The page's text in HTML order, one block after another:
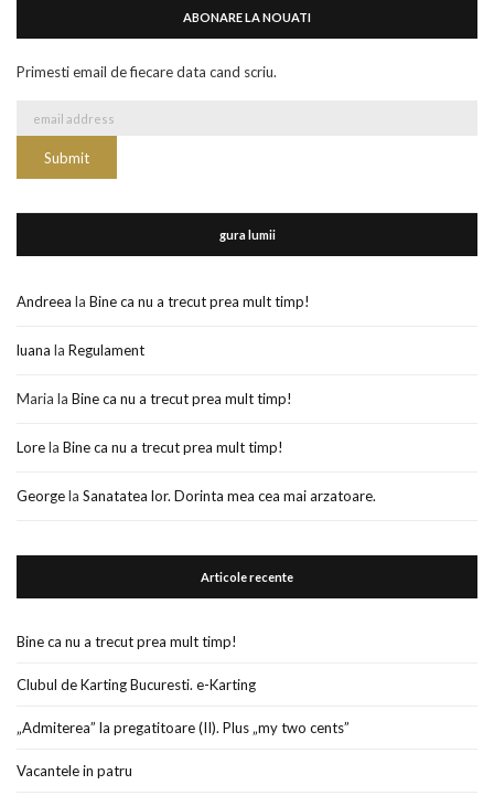
ABONARE LA NOUATI
Primesti email de fiecare data cand scriu.
gura lumii
Andreea la Bine ca nu a trecut prea mult timp!
luana la Regulament
Maria la Bine ca nu a trecut prea mult timp!
Lorela Bine ca nu a trecut prea mult timp!
Georgela Sanatatea lor. Dorinta mea cea mai arzatoare.
Articole recente
Bine ca nu a trecut prea mult timp!
Clubul de Karting Bucuresti. e-Karting
„Admiterea” la pregatitoare (II). Plus „my two cents”
Vacantele in patru